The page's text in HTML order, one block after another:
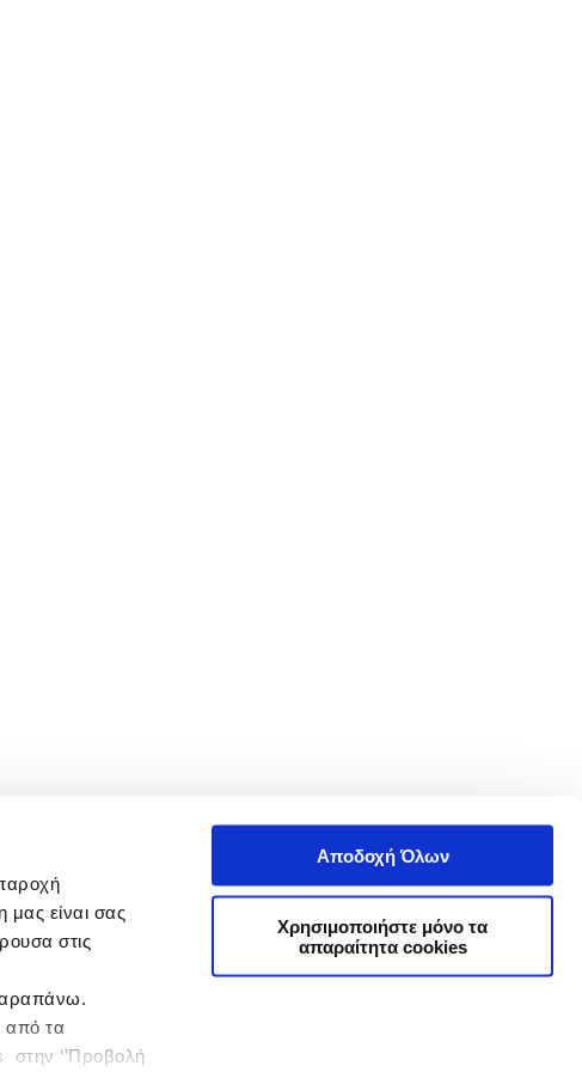
μας είναι σας
στις
από τα
στην ‘’Προβολή
Αποδοχή Όλων
Χρησιμοποιήστε μόνο τα
απαραίτητα cookies